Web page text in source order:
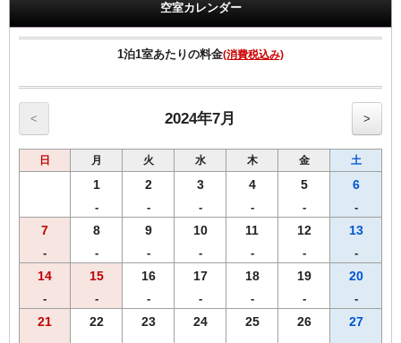
今回は、門司港レトロ内の人気施設5施設をご利用頂ける「門司港フ
リーパス券」をご用意させていただきました。
・九州鉄道記念館
定休日 9/13 11/8 12/13 1/10 3/13
・門司港レトロ展望室
定休日年4回不定休 1/23
・旧門司三井倶楽部
す。
※ ご利用は、チェックイン翌日の1日のみのご利用期限となります。
※「門司港レトロフリーパス券」は、大人用のみとなります。
※ 「門司港レトロフリーパス券」の払い戻しは致しなかねます。
※2024年10月5日～2025年1月13日「MINIATURE LIFE展」開催。
ミニチュアライフ田中 達也 見立ての世界
空室カレンダー
1泊1室あたりの料金(消費税込み)
< 2024年7月 >
日 月 火 水 木 金 土
1
-
2
-
3
-
4
-
5
-
6
-
7
-
8
-
9
-
10
-
11
-
12
-
13
-
14
-
15
-
16
-
17
-
18
-
19
-
20
-
21 22 23 24 25 26 27